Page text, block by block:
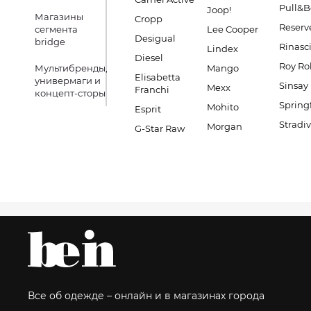
Магазины
сегмента
bridge
Мультибренды,
универмаги и
концепт-сторы
Cropp
Desigual
Diesel
Elisabetta
Franchi
Esprit
G-Star Raw
Joop!
Lee Cooper
Lindex
Mango
Mexx
Mohito
Morgan
Roy
Sinsay
Все об одежде – онлайн и в магазинах города